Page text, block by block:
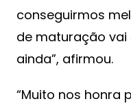
conseguirmos
de maturação vai
ainda”, afirmou.
“Muito nos honra